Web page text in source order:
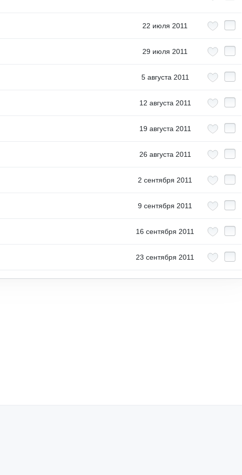
22 июля 2011
29 июля 2011
5 августа 2011
12 августа 2011
19 августа 2011
26 августа 2011
2 сентября 2011
9 сентября 2011
16 сентября 2011
23 сентября 2011